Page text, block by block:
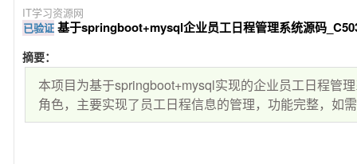
IT学习资源网
已验证 基于springboot+mysql企业员工日程管理系统源码
摘要：
本项目为基于springboot+mysql实现的企业员工日程管
角色，主要实现了员工日程信息的管理，功能完整，如